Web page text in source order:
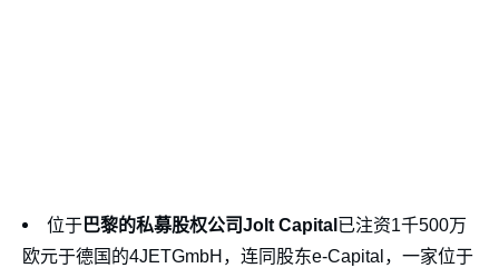
位于 巴黎的私募股权公司Jolt Capital 已注资1千500万
欧元于德国的4JETGmbH，连同股东e-Capital，一家位于